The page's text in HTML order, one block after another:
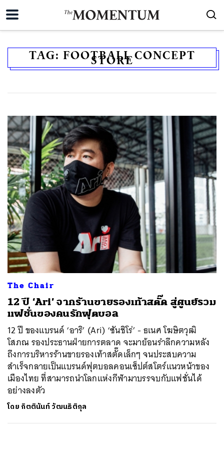
TAG: FOOTBALL CONCEPT
STORE
The Chair
12 ปี ‘Ari’ จากร้านขายรองเท้าสตั๊ด สู่ศูนย์รวม
แฟชั่นของคนรักฟุตบอล
12 ปี ของแบรนด์ ‘อาริ’ (Ari) ‘ซันชิโร่’ - ธเนศ โฆษิตวุฒิ
โสภณ รองประธานฝ่ายการตลาด จะมาย้อนรำลึกความหลัง
ถึงการบริหารร้านขายรองเท้าสตั๊ดเล็กๆ จนประสบความ
สำเร็จกลายเป็นแบรนด์ฟุตบอลคอนเซ็ปต์สโตร์แนวหน้าของ
เมืองไทย ที่สามารถนำโลกแห่งกีฬามาบรรจบกับแฟชั่นได้
อย่างลงตัว
โดย กิตตินันท์ วัฒนธิติกุล
ค้นหา